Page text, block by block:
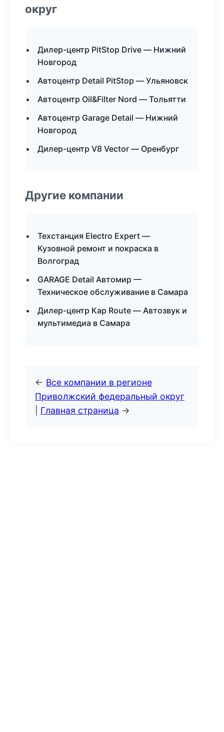
округ
Дилер-центр PitStop Drive — Нижний
Новгород
Автоцентр Detail PitStop — Ульяновск
Автоцентр Oil&Filter Nord — Тольятти
Автоцентр Garage Detail — Нижний
Новгород
Дилер-центр V8 Vector — Оренбург
Другие компании
Техстанция Electro Expert —
Кузовной ремонт и покраска в
Волгоград
GARAGE Detail Автомир —
Техническое обслуживание в Самара
Дилер-центр Кар Route — Автозвук и
мультимедиа в Самара
← Все компании в регионе
Приволжский федеральный округ
Главная страница →